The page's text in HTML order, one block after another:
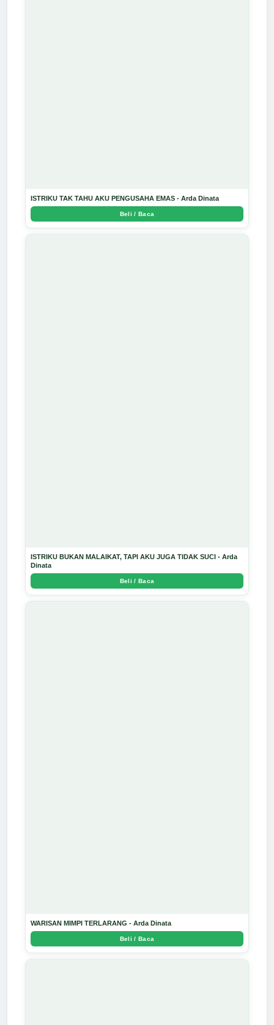
ISTRIKU TAK TAHU AKU PENGUSAHA EMAS - Arda Dinata
Beli / Baca
ISTRIKU BUKAN MALAIKAT, TAPI AKU JUGA TIDAK SUCI - Arda
Dinata
Beli / Baca
WARISAN MIMPI TERLARANG - Arda Dinata
Beli / Baca